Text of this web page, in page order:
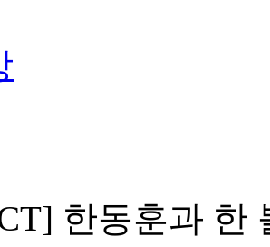
한동훈과 한